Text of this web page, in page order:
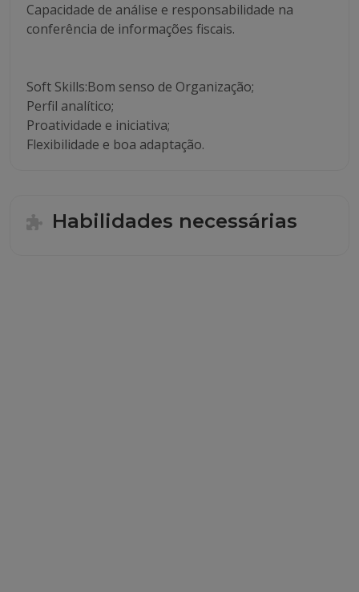
Capacidade de análise e responsabilidade na
conferência de informações fiscais.
Soft Skills:Bom senso de Organização;
Perfil analítico;
Proatividade e iniciativa;
Flexibilidade e boa adaptação.
Habilidades necessárias